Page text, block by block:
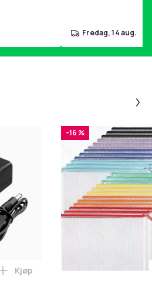
fredag, 14 aug.
Legg SCART til HDMI-omformer
Kjøp
-16 %